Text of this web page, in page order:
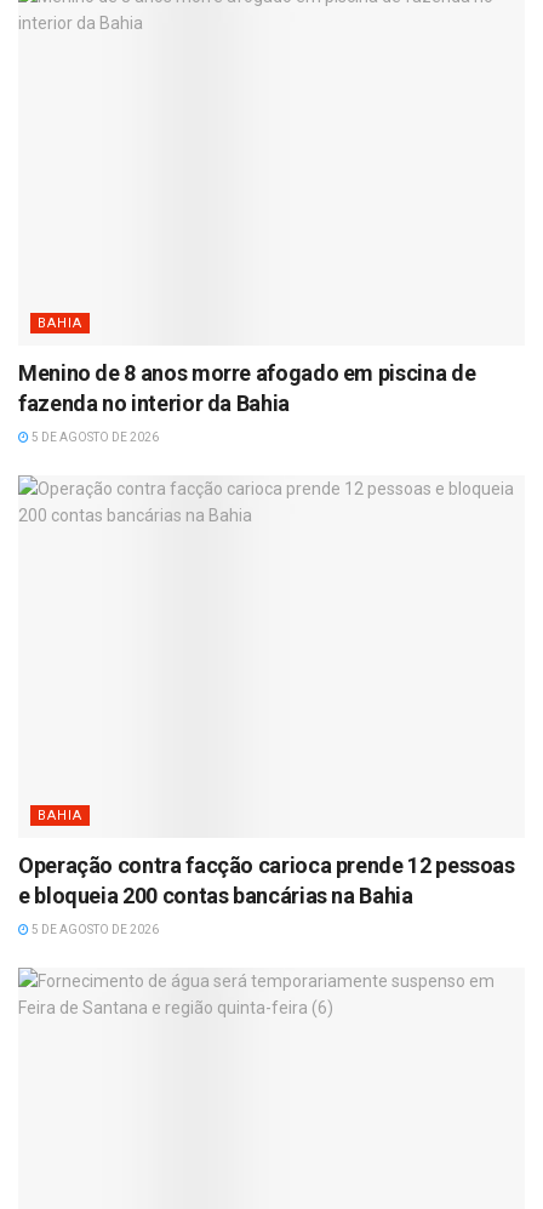
BAHIA
Menino de 8 anos morre afogado em piscina de
fazenda no interior da Bahia
5 DE AGOSTO DE 2026
BAHIA
Operação contra facção carioca prende 12 pessoas
e bloqueia 200 contas bancárias na Bahia
5 DE AGOSTO DE 2026